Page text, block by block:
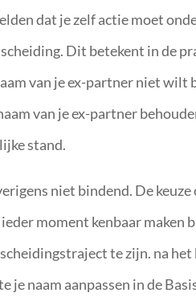
dat je zelf actie moet
Dit betekent in de
van je ex-partner niet wilt
van je ex-partner
stand.
niet bindend. De
moment kenbaar
te zijn. na het
je naam aanpassen in de